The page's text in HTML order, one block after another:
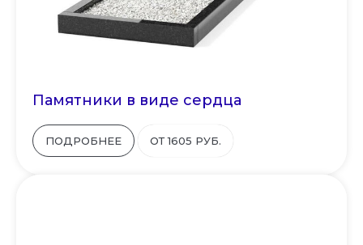
Памятники в виде сердца
ПОДРОБНЕЕ ОТ 1605 РУБ.